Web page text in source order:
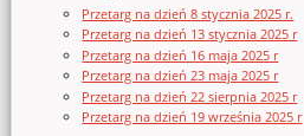
Przetarg na dzień 8 stycznia 2025 r.
Przetarg na dzień 13 stycznia 2025 r
Przetarg na dzień 16 maja 2025 r
Przetarg na dzień 23 maja 2025 r
Przetarg na dzień 22 sierpnia 2025 r
Przetarg na dzień 19 września 2025 r